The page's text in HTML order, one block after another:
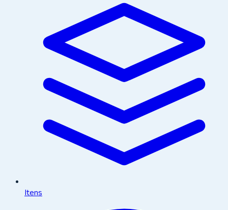
Itens